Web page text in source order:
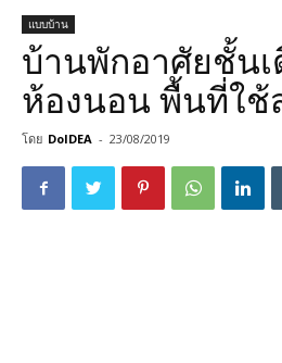
แบบบ้าน
บ้านพักอาศัยชั้น
ห้องนอน พื้นที่ใช้
โดย DoIDEA - 23/08/2019